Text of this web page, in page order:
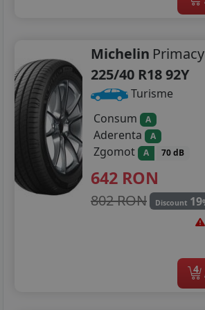
Michelin
225/40 R18 92Y
Turisme
Consum
A
Aderenta A
Zgomot A 70 dB
642 RON
802 RON Discount 19
4